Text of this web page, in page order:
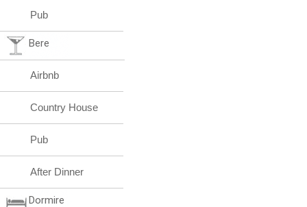
Pub
Bere
Airbnb
Country House
Pub
After Dinner
Dormire